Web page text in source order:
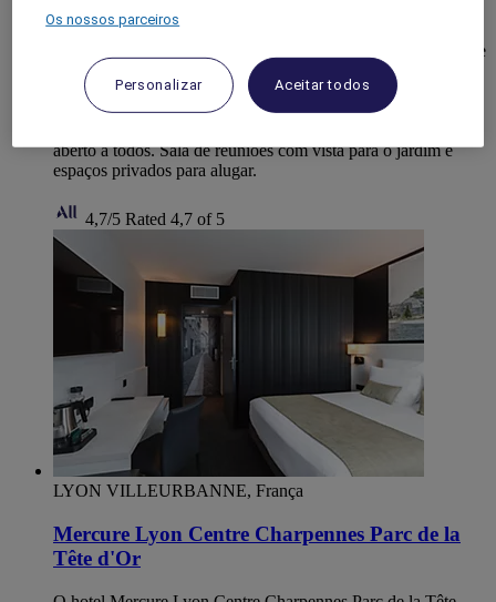
No hotel TRIBE Lyon Croix-Rousse, os nossos 97 quartos
luminosos e elegantes, com roupa de cama de alta qualidade,
oferecem um refúgio acolhedor para uma estadia de uma noite
ou mais. O restaurante serve pratos caseiros sazonais, e o bar
e o exuberante pátio são perfeitos para desfrutar de um
cocktail - cada espaço convida a apreciar cada momento. O
aberto a todos. Sala de reuniões com vista para o jardim e
espaços privados para alugar.
4,7/5 Rated 4,7 of 5
LYON VILLEURBANNE, França
Mercure Lyon Centre Charpennes Parc de la
Tête d'Or
Os nossos parceiros
Personalizar Aceitar todos